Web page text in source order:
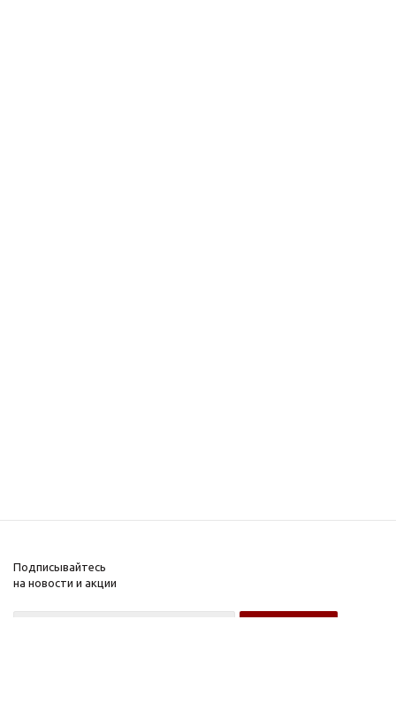
Подписывайтесь
на новости и акции